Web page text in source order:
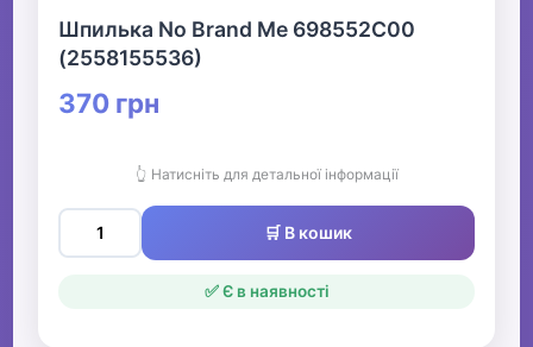
Шпилька No Brand Me 698552C00
(2558155536)
370 грн
👆 Натисніть для детальної інформації
🛒 В кошик
✅ Є в наявності